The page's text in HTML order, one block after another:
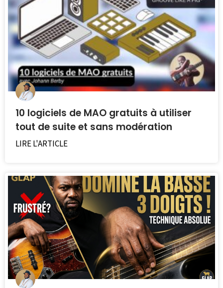
10 logiciels de MAO gratuits à utiliser
tout de suite et sans modération
LIRE L'ARTICLE